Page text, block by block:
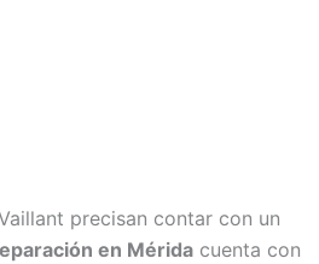
precisan contar con un
en Mérida cuenta con